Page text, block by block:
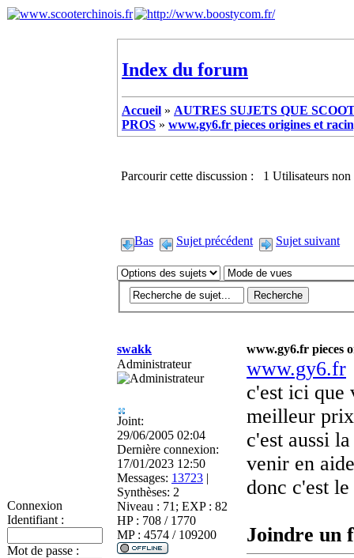
Connexion
Identifiant :
Mot de passe :
Index du forum
Accueil » AUTRES SUJETS QUE
PROS » www.gy6.fr pieces origines et
Parcourir cette discussion : 1 Utilisateurs non
Bas Sujet précédent Sujet suivant
swakk
www.gy6.fr pieces
Administrateur
Joint:
29/06/2005 02:04
Dernière connexion:
17/01/2023 12:50
Messages: 13723 |
Synthèses: 2
Niveau : 71; EXP : 82
HP : 708 / 1770
MP : 4574 / 109200
www.gy6.fr
c'est ici que
meilleur prix
c'est aussi
venir en
donc c'est
Joindre un